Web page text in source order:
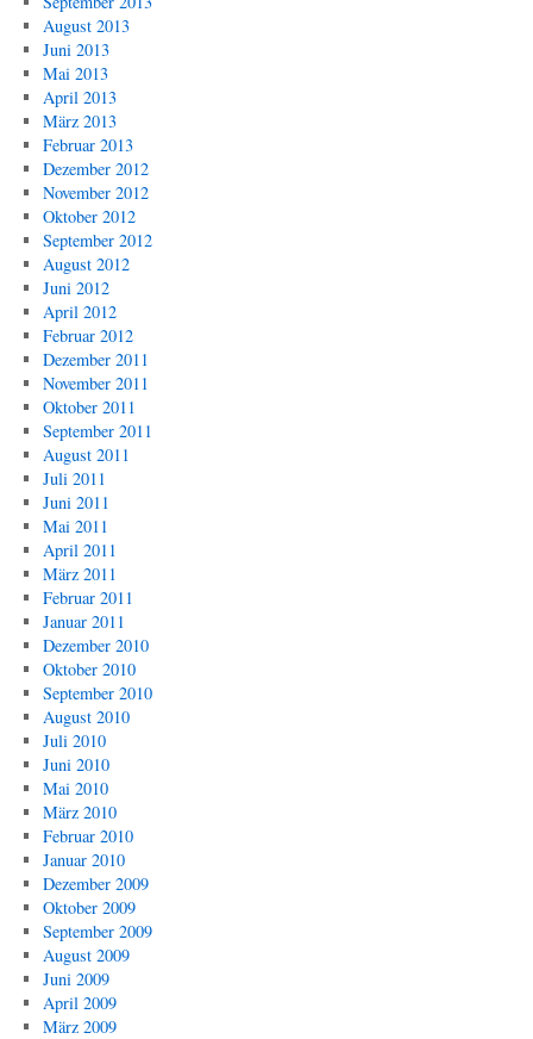
August 2013
Juni 2013
Mai 2013
April 2013
März 2013
Februar 2013
Dezember 2012
November 2012
Oktober 2012
September 2012
August 2012
Juni 2012
April 2012
Februar 2012
Dezember 2011
November 2011
Oktober 2011
September 2011
August 2011
Juli 2011
Juni 2011
Mai 2011
April 2011
März 2011
Februar 2011
Januar 2011
Dezember 2010
Oktober 2010
September 2010
August 2010
Juli 2010
Juni 2010
Mai 2010
März 2010
Februar 2010
Januar 2010
Dezember 2009
Oktober 2009
September 2009
August 2009
Juni 2009
April 2009
März 2009